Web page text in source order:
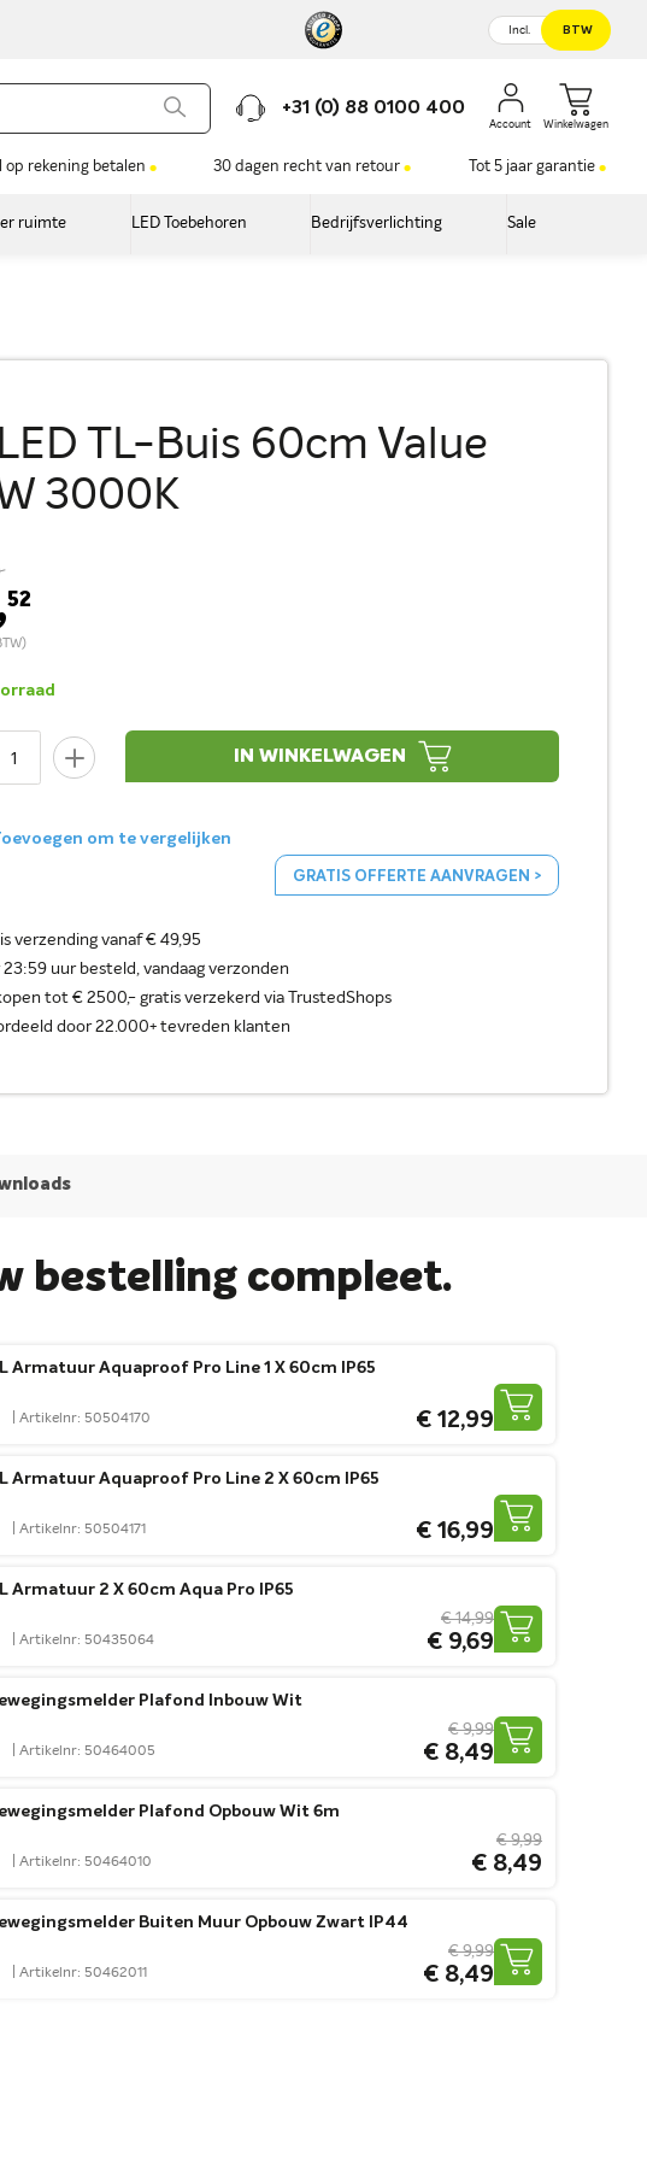
Incl. BTW
+31 (0) 88 0100 400
Winkelwagen
op rekening betalen 30 dagen recht van retour Tot 5 jaar garantie
ruimte LED Toebehoren Bedrijfsverlichting Sale
TL-Buis 60cm Value
3000K
52
IN WINKELWAGEN
om te vergelijken
GRATIS OFFERTE AANVRAGEN >
verzending vanaf € 49,95
23:59 uur besteld, vandaag verzonden
tot € 2500,- gratis verzekerd via TrustedShops
door 22.000+ tevreden klanten
bestelling compleet.
Armatuur Aquaproof Pro Line 1 X 60cm IP65
| Artikelnr: 50504170 € 12,99
Armatuur Aquaproof Pro Line 2 X 60cm IP65
| Artikelnr: 50504171 € 16,99
Armatuur 2 X 60cm Aqua Pro IP65
| Artikelnr: 50435064 € 9,69
€ 14,99
Plafond Inbouw Wit
| Artikelnr: 50464005 € 8,49
€ 9,99
Plafond Opbouw Wit 6m
| Artikelnr: 50464010 € 8,49
€ 9,99
Buiten Muur Opbouw Zwart IP44
| Artikelnr: 50462011 € 8,49
€ 9,99